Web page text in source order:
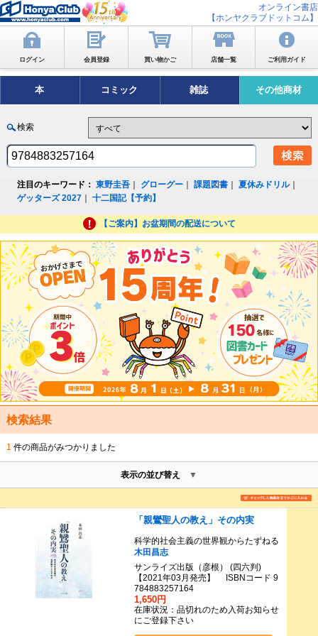
オンライン書店
【ホンヤクラブドットコム】
ログイン 会員登録 買い物かご 店舗一覧 ご利用ガイド
本 コミック 雑誌 その他商材
検索
注目のキーワード： 東野圭吾 グローグー ｜課題図書 ｜夏休みドリル｜
ゲッターズ 2027 ｜十二国記【予約】
【ご案内】お盆期間の配送について
検索結果
1 件の商品がみつかりました
表示の並び替え
「親鸞聖人の教え」その内実
科学的社会主義の世界観からたずねる
木田昌志
サンライズ出版（彦根） (四六判)
【2021年03月発売】 ISBNコード 9
784883257164
1,650円
在庫状況：品切れのため入荷お知らせ
にご登録下さい